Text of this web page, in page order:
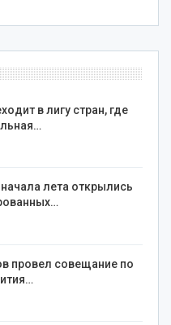
в лигу стран, где
начала лета открылись
провел совещание по